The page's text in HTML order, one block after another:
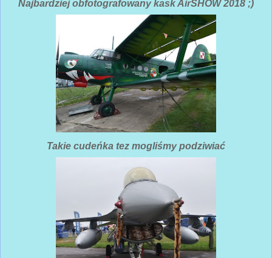
Najbardziej obfotografowany kask AirSHOW 2018 ;)
Takie cudeńka tez mogliśmy podziwiać